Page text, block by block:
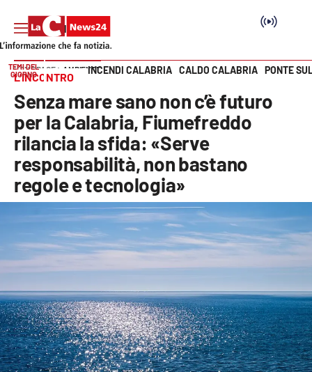
SEZIONI
Cronaca
Politica
Attualità
Economia e lavoro
Italia Mondo
Sanità
Sport
Vai
TEMI DEL
GIORNO
INCENDI CALABRIA CALDO CALABRIA PONTE
HOME PAGE AMBIENTE
L’INCONTRO
Senza mare sano non c’è futuro
per la Calabria, Fiumefreddo
rilancia la sfida: «Serve
responsabilità, non bastano
regole e tecnologia»